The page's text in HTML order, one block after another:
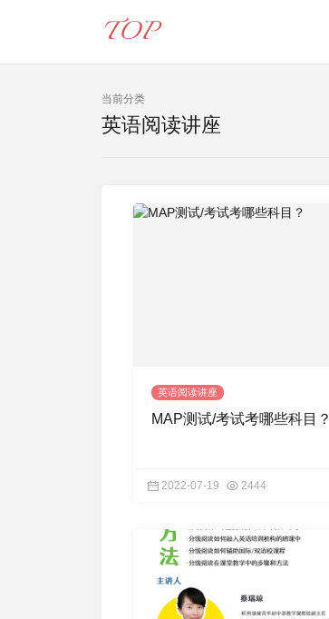
当前分类
英语阅读讲座
英语阅读讲座
MAP测试/考试考哪些科目？
2022-07-19 2444